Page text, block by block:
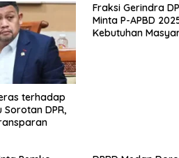
terhadap
Sorotan DPR,
Fraksi Gerindra
Minta P-APBD
Kebutuhan